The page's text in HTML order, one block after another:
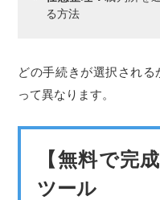
る方法
どの手続きが選択され
って異なります。
【無料で完
ツール